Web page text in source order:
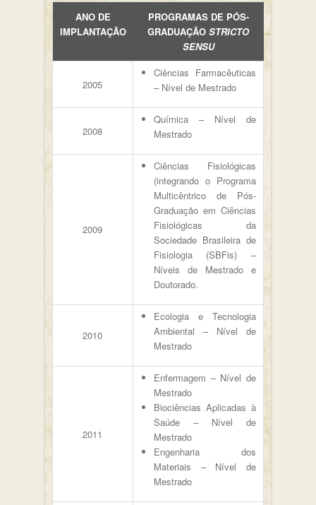
ANO DE
IMPLANTAÇÃO
PROGRAMAS DE PÓS-
GRADUAÇÃO STRICTO
SENSU
2005
Ciências Farmacêuticas
– Nível de Mestrado
2008
Química – Nível de
Mestrado
2009
Ciências Fisiológicas
(integrando o Programa
Multicêntrico de Pós-
Graduação em Ciências
Fisiológicas da
Sociedade Brasileira de
Fisiologia (SBFis) –
Níveis de Mestrado e
Doutorado.
2010
Ecologia e Tecnologia
Ambiental – Nível de
Mestrado
2011
Enfermagem – Nível de
Mestrado
Biociências Aplicadas à
Saúde – Nível de
Mestrado
Engenharia dos
Materiais – Nível de
Mestrado